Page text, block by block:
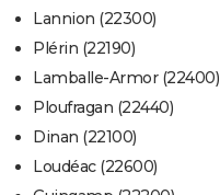
Lannion (22300)
Plérin (22190)
Lamballe-Armor (22400)
Ploufragan (22440)
Dinan (22100)
Loudéac (22600)